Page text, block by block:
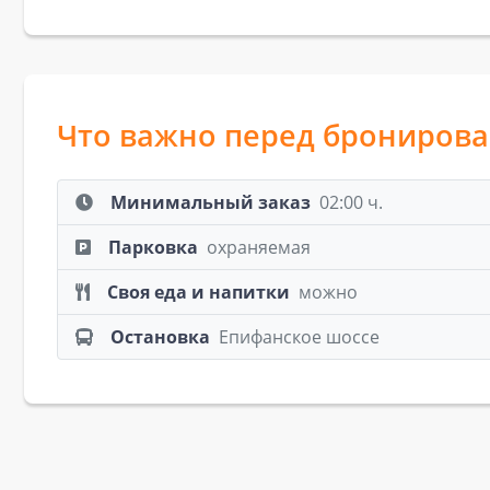
Что важно перед
Минимальный заказ 02:00 ч.
Парковка охраняемая
Своя еда и напитки можно
Остановка Епифанское шоссе